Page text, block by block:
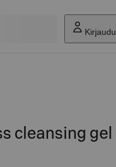
Kirjaudu
cleansing gel